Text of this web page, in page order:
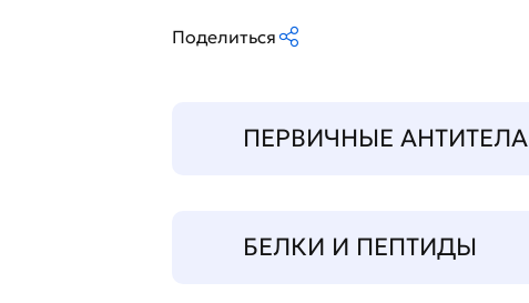
Поделиться
ПЕРВИЧНЫЕ АНТИТЕЛА
БЕЛКИ И ПЕПТИДЫ